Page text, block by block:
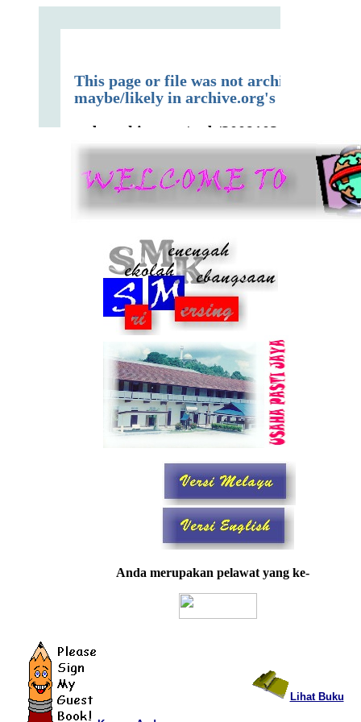
Anda merupakan pelawat yang ke-
Lihat Buku